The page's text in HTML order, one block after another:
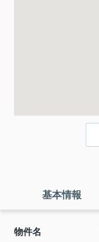
基本情報
物件名